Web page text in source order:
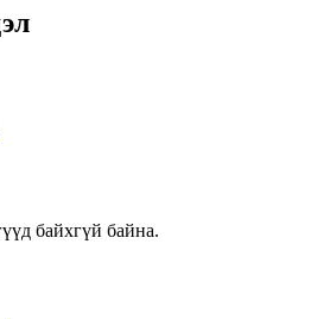
байхгүй байна.